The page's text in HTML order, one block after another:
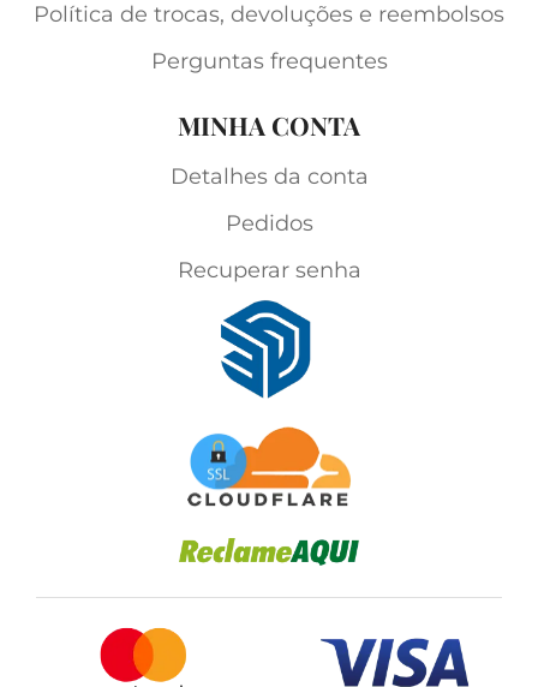
Política de trocas, devoluções e reembolsos
Perguntas frequentes
MINHA CONTA
Detalhes da conta
Pedidos
Recuperar senha